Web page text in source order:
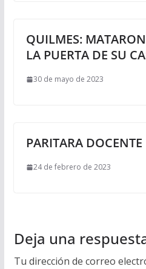
QUILMES:
LA PUERTA DE SU
30 de mayo de 2023
PARITARA
24 de febrero de 2023
Deja una
Tu dirección de correo